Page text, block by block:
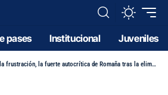
pases Institucional Juveniles
la fuerte autocrítica de Romaña tras la eliminación